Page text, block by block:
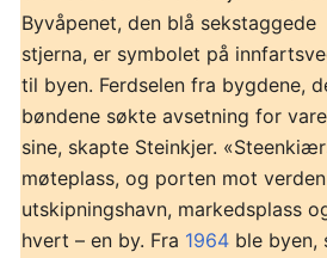
Byvåpenet, den blå sekstaggede
stjerna, er symbolet på
til byen. Ferdselen fra bygdene,
bøndene søkte avsetning for
sine, skapte Steinkjer.
møteplass, og porten mot
utskipningshavn, markedsplass
hvert – en by. Fra 1964 ble byen,